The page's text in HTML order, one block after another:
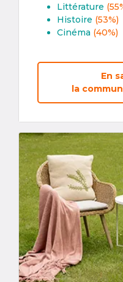
Littérature
Histoire (53%)
Cinéma (40%)
En
la